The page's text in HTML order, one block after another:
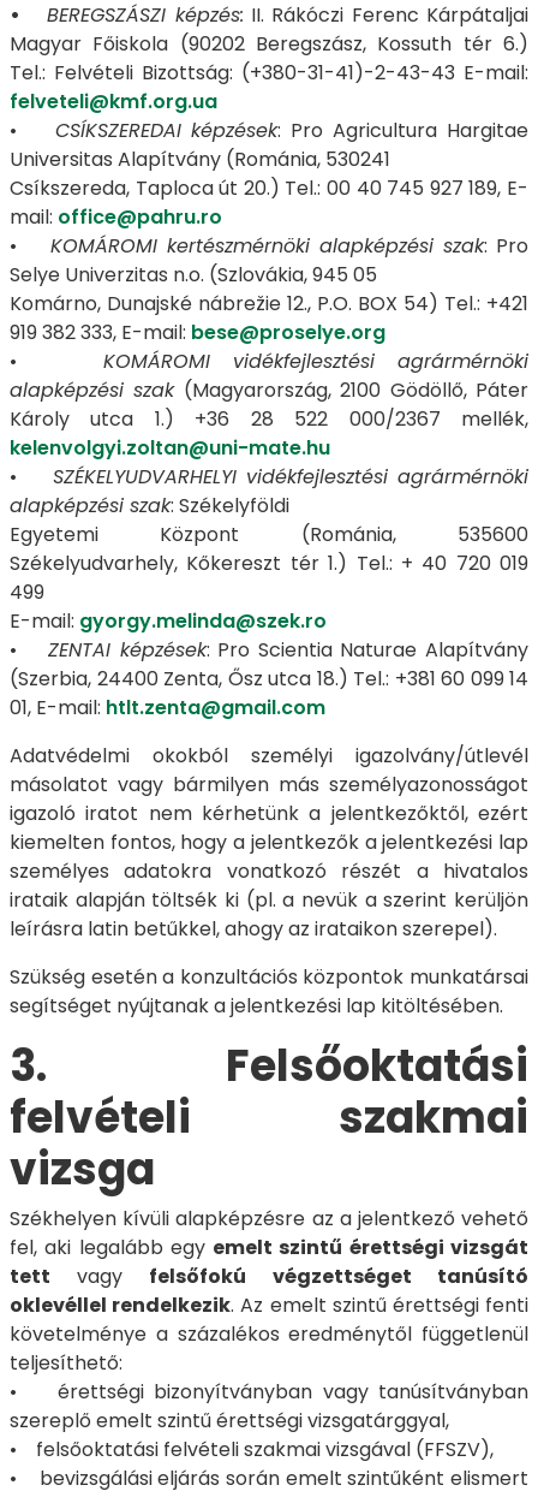
​​​​​​​•
BEREGSZÁSZI képzés: II. Rákóczi Ferenc Kárpátaljai
Magyar Főiskola (90202 Beregszász, Kossuth tér 6.)
Tel.: Felvételi Bizottság: (+380-31-41)-2-43-43 E-mail:
felveteli@kmf.org.ua
• CSÍKSZEREDAI képzések: Pro Agricultura Hargitae
Universitas Alapítvány (Románia, 530241
Csíkszereda, Taploca út 20.) Tel.: 00 40 745 927 189, E-
mail: office@pahru.ro
• KOMÁROMI kertészmérnöki alapképzési szak: Pro
Selye Univerzitas n.o. (Szlovákia, 945 05
Komárno, Dunajské nábrežie 12., P.O. BOX 54) Tel.: +421
919 382 333, E-mail: bese@proselye.org
• KOMÁROMI vidékfejlesztési agrármérnöki
alapképzési szak(Magyarország, 2100 Gödöllő, Páter
Károly utca 1.) +36 28 522 000/2367 mellék,
kelenvolgyi.zoltan@uni-mate.hu
•
SZÉKELYUDVARHELYI vidékfejlesztési agrármérnöki
alapképzési szak: Székelyföldi
Egyetemi Központ (Románia, 535600
Székelyudvarhely, Kőkereszt tér 1.) Tel.: + 40 720 019
499
E-mail: gyorgy.melinda@szek.ro
•ZENTAI képzések: Pro Scientia Naturae Alapítvány
(Szerbia, 24400 Zenta, Ősz utca 18.) Tel.: +381 60 099 14
01, E-mail: htlt.zenta@gmail.com
Adatvédelmi okokból személyi igazolvány/útlevél
másolatot vagy bármilyen más személyazonosságot
igazoló iratot nem kérhetünk a jelentkezőktől, ezért
kiemelten fontos, hogy a jelentkezők a jelentkezési lap
személyes adatokra vonatkozó részét a hivatalos
irataik alapján töltsék ki (pl. a nevük a szerint kerüljön
leírásra latin betűkkel, ahogy az irataikon szerepel).
Szükség esetén a konzultációs központok munkatársai
segítséget nyújtanak a jelentkezési lap kitöltésében.
3. Felsőoktatási
felvételi szakmai
vizsga
Székhelyen kívüli alapképzésre az a jelentkező vehető
fel, aki legalább egy emelt szintű érettségi vizsgát
tett vagy felsőfokú végzettséget tanúsító
oklevéllel rendelkezik. Az emelt szintű érettségi fenti
követelménye a százalékos eredménytől függetlenül
teljesíthető:
• érettségi bizonyítványban vagy tanúsítványban
szereplő emelt szintű érettségi vizsgatárggyal,
• felsőoktatási felvételi szakmai vizsgával (FFSZV),
• bevizsgálási eljárás során emelt szintűként elismert